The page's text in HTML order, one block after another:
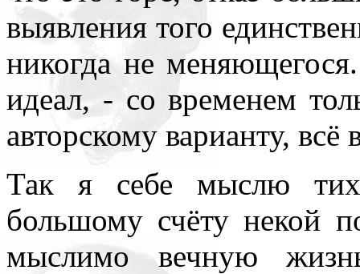
выявления того
никогда не
идеал, - со временем
авторскому варианту, всё
Так я себе мыслю
большому счёту некой
мыслимо вечную